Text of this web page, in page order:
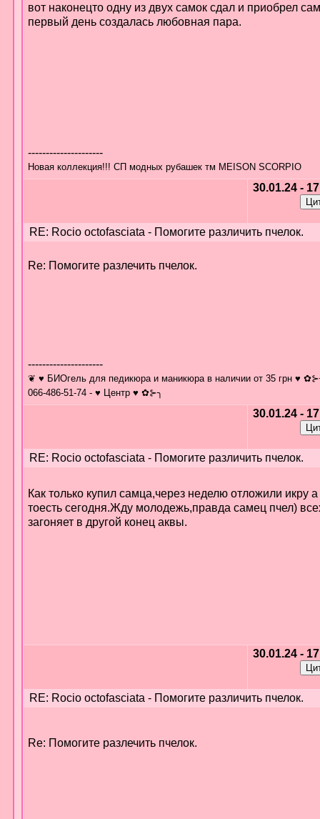
вот наконецто одну из двух самок сдал и приобрел
первый день создалась любовная пара.
---------------------
Новая коллекция!!! СП модных рубашек тм MEISON SCORPIO
30.01.24 -
RE: Rocio octofasciata - Помогите различить пчелок.
Re: Помогите разлечить пчелок.
---------------------
❦ ♥ БИОгель для педикюра и маникюра в наличии от 35 грн ♥
066-486-51-74 - ♥ Центр ♥ ✿⊱╮
30.01.24 -
RE: Rocio octofasciata - Помогите различить пчелок.
Как только купил самца,через неделю отложили икру а
тоесть сегодня.Жду молодежь,правда самец пчел)
загоняет в другой конец аквы.
30.01.24 -
RE: Rocio octofasciata - Помогите различить пчелок.
Re: Помогите разлечить пчелок.